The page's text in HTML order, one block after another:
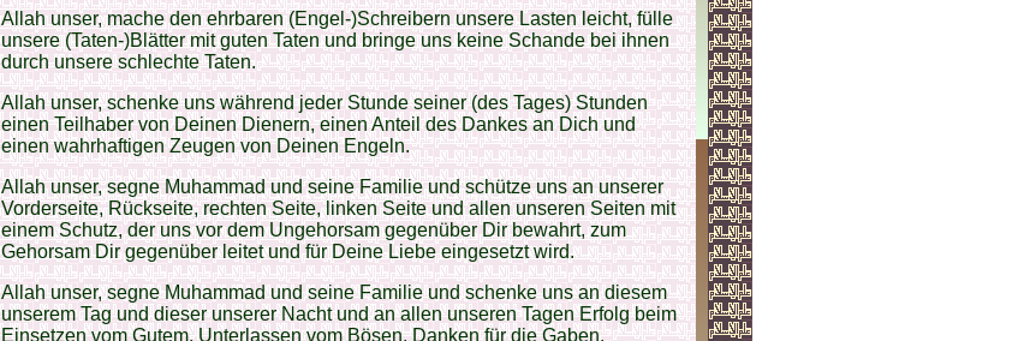
Allah unser, mache den ehrbaren (Engel-)Schreibern unsere Lasten leicht, fülle
unsere (Taten-)Blätter mit guten Taten und bringe uns keine Schande bei ihnen
durch unsere schlechte Taten.
Allah unser, schenke uns während jeder Stunde seiner (des Tages) Stunden
einen Teilhaber von Deinen Dienern, einen Anteil des Dankes an Dich und
einen wahrhaftigen Zeugen von Deinen Engeln.
Allah unser, segne Muhammad und seine Familie und schütze uns an unserer
Vorderseite, Rückseite, rechten Seite, linken Seite und allen unseren Seiten mit
einem Schutz, der uns vor dem Ungehorsam gegenüber Dir bewahrt, zum
Gehorsam Dir gegenüber leitet und für Deine Liebe eingesetzt wird.
Allah unser, segne Muhammad und seine Familie und schenke uns an diesem
unserem Tag und dieser unserer Nacht und an allen unseren Tagen Erfolg beim
Einsetzen vom Gutem, Unterlassen vom Bösen, Danken für die Gaben,